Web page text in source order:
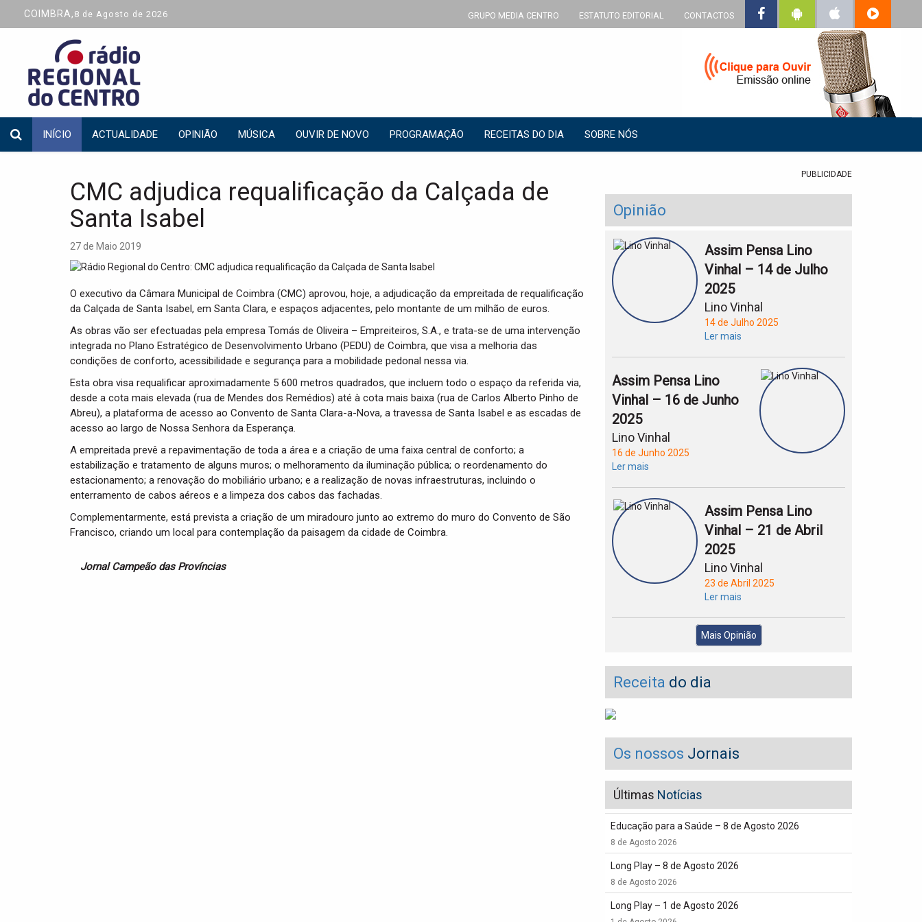
COIMBRA, 8 de Agosto de 2026 GRUPO MEDIA CENTRO ESTATUTO EDITORIAL CONTACTOS
INÍCIO ACTUALIDADE OPINIÃO MÚSICA OUVIR DE NOVO PROGRAMAÇÃO RECEITAS DO DIA SOBRE NÓS
CMC adjudica requalificação da Calçada de
Santa Isabel
27 de Maio 2019
O executivo da Câmara Municipal de Coimbra (CMC) aprovou, hoje, a adjudicação da empreitada de requalificação
da Calçada de Santa Isabel, em Santa Clara, e espaços adjacentes, pelo montante de um milhão de euros.
As obras vão ser efectuadas pela empresa Tomás de Oliveira – Empreiteiros, S.A., e trata-se de uma intervenção
integrada no Plano Estratégico de Desenvolvimento Urbano (PEDU) de Coimbra, que visa a melhoria das
condições de conforto, acessibilidade e segurança para a mobilidade pedonal nessa via.
Esta obra visa requalificar aproximadamente 5 600 metros quadrados, que incluem todo o espaço da referida via,
desde a cota mais elevada (rua de Mendes dos Remédios) até à cota mais baixa (rua de Carlos Alberto Pinho de
Abreu), a plataforma de acesso ao Convento de Santa Clara-a-Nova, a travessa de Santa Isabel e as escadas de
acesso ao largo de Nossa Senhora da Esperança.
A empreitada prevê a repavimentação de toda a área e a criação de uma faixa central de conforto; a
estabilização e tratamento de alguns muros; o melhoramento da iluminação pública; o reordenamento do
estacionamento; a renovação do mobiliário urbano; e a realização de novas infraestruturas, incluindo o
enterramento de cabos aéreos e a limpeza dos cabos das fachadas.
Complementarmente, está prevista a criação de um miradouro junto ao extremo do muro do Convento de São
Francisco, criando um local para contemplação da paisagem da cidade de Coimbra.
Jornal Campeão das Províncias
PUBLICIDADE
Opinião
Assim Pensa Lino
Vinhal – 14 de Julho
2025
Lino Vinhal
14 de Julho 2025
Ler mais
Assim Pensa Lino
Vinhal – 16 de Junho
2025
Lino Vinhal
16 de Junho 2025
Ler mais
Assim Pensa Lino
Vinhal – 21 de Abril
2025
Lino Vinhal
23 de Abril 2025
Ler mais
Mais Opinião
Receita do dia
Os nossos Jornais
Últimas Notícias
Educação para a Saúde – 8 de Agosto 2026
8 de Agosto 2026
Long Play – 8 de Agosto 2026
8 de Agosto 2026
Long Play – 1 de Agosto 2026